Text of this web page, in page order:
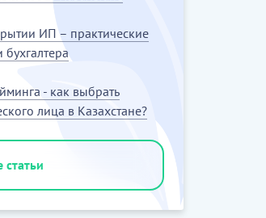
ИП – практические
- как выбрать
лица в Казахстане?
статьи